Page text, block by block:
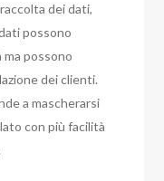
dei dati,
possono
possono
dei clienti.
a mascherarsi
con più facilità